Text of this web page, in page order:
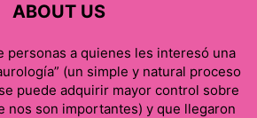
ABOUT US
personas a quienes les interesó una
(un simple y natural proceso
puede adquirir mayor control sobre
nos son importantes) y que llegaron